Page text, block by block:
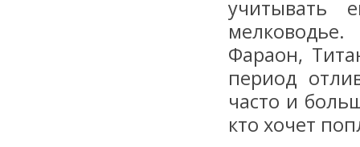
учитывать
Фараон,
период
часто и
кто хочет